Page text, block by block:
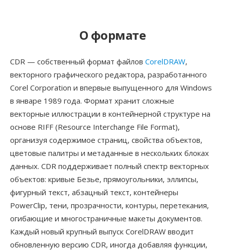
О формате
CDR — собственный формат файлов CorelDRAW,
векторного графического редактора, разработанного
Corel Corporation и впервые выпущенного для Windows
в январе 1989 года. Формат хранит сложные
векторные иллюстрации в контейнерной структуре на
основе RIFF (Resource Interchange File Format),
организуя содержимое страниц, свойства объектов,
цветовые палитры и метаданные в нескольких блоках
данных. CDR поддерживает полный спектр векторных
объектов: кривые Безье, прямоугольники, эллипсы,
фигурный текст, абзацный текст, контейнеры
PowerClip, тени, прозрачности, контуры, перетекания,
огибающие и многостраничные макеты документов.
Каждый новый крупный выпуск CorelDRAW вводит
обновленную версию CDR, иногда добавляя функции,